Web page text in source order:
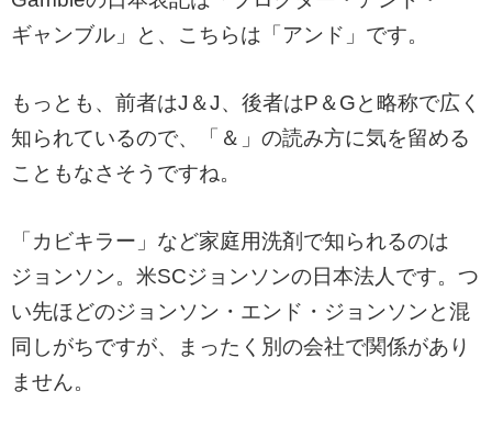
ギャンブル」と、こちらは「アンド」です。
もっとも、前者はJ＆J、後者はP＆Gと略称で広く
知られているので、「＆」の読み方に気を留める
こともなさそうですね。
「カビキラー」など家庭用洗剤で知られるのは
ジョンソン。米SCジョンソンの日本法人です。つ
い先ほどのジョンソン・エンド・ジョンソンと混
同しがちですが、まったく別の会社で関係があり
ません。